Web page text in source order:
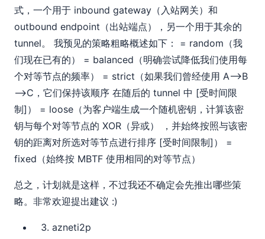
式，一个用于 inbound gateway（入站网关）和
outbound endpoint（出站端点），另一个用于其余的
tunnel。 我预见的策略粗略概述如下： = random（我
们现在已有的） = balanced（明确尝试降低我们使用每
个对等节点的频率） = strict（如果我们曾经使用 A–>B
–>C，它们保持该顺序 在随后的 tunnel 中 [受时间限
制]） = loose（为客户端生成一个随机密钥，计算该密
钥与每个对等节点的 XOR（异或） ，并始终按照与该密
钥的距离对所选对等节点进行排序 [受时间限制]） =
fixed（始终按 MBTF 使用相同的对等节点）
总之，计划就是这样，不过我还不确定会先推出哪些策
略。非常欢迎提出建议 :)
azneti2p